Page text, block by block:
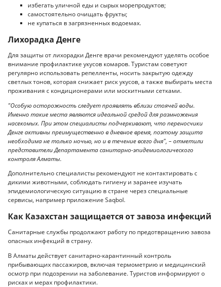
избегать уличной еды и сырых морепродуктов;
самостоятельно очищать фрукты;
не купаться в загрязненных водоемах.
Лихорадка Денге
Для защиты от лихорадки Денге врачи рекомендуют уделять особое
внимание профилактике укусов комаров. Туристам советуют
регулярно использовать репелленты, носить закрытую одежду
светлых тонов, которая снижает риск укусов, а также выбирать места
проживания с кондиционерами или москитными сетками.
"Особую осторожность следует проявлять вблизи стоячей воды.
Именно такие места являются идеальной средой для размножения
насекомых. При этом специалисты подчеркивают, что переносчики
Денге активны преимущественно в дневное время, поэтому защита
необходима не только ночью, но и в течение всего дня", – отметили
представители Департамента санитарно-эпидемиологического
контроля Алматы.
Дополнительно специалисты рекомендуют не контактировать с
дикими животными, соблюдать гигиену и заранее изучать
эпидемиологическую ситуацию в стране через специальные
сервисы, например приложение Saqbol.
Как Казахстан защищается от завоза инфекций
Санитарные службы продолжают работу по предотвращению завоза
опасных инфекций в страну.
В Алматы действует санитарно-карантинный контроль
прибывающих пассажиров, включая термометрию и медицинский
осмотр при подозрении на заболевание. Туристов информируют о
рисках и мерах профилактики.